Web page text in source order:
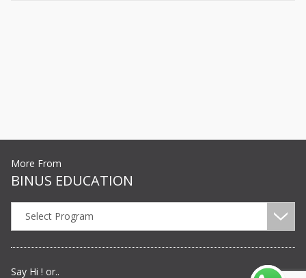
More From
BINUS EDUCATION
Select Program
Say Hi ! or..